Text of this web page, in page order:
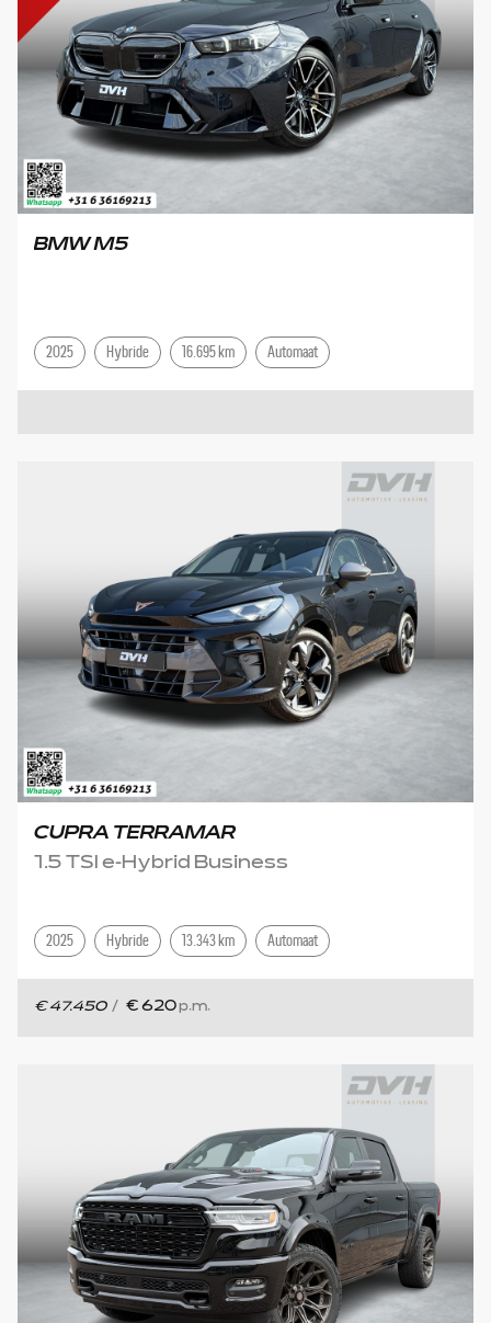
BMW M5
2025 Hybride 16.695 km Automaat
CUPRA TERRAMAR
1.5 TSI e-Hybrid Business
2025 Hybride 13.343 km Automaat
€ 47.450 / € 620 p.m.